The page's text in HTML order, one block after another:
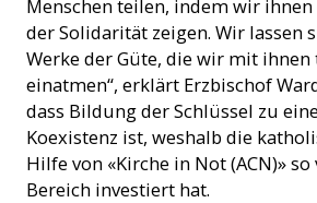
Menschen teilen, indem wir
der Solidarität zeigen. Wir lassen
Werke der Güte, die wir mit
einatmen“, erklärt Erzbischof
dass Bildung der Schlüssel zu
Koexistenz ist, weshalb die
Hilfe von «Kirche in Not (ACN)»
Bereich investiert hat.